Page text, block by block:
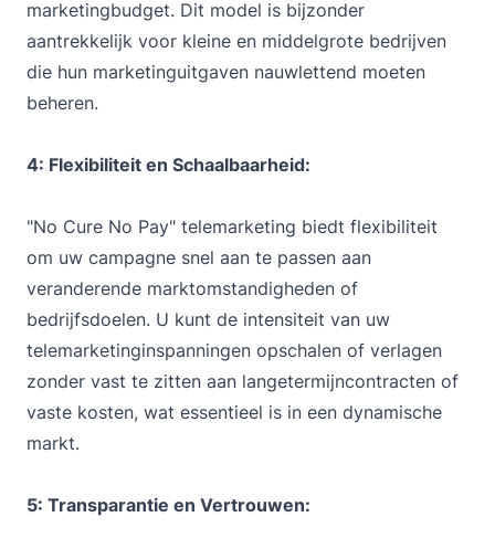
marketingbudget. Dit model is bijzonder
aantrekkelijk voor kleine en middelgrote bedrijven
die hun marketinguitgaven nauwlettend moeten
beheren.
4: Flexibiliteit en Schaalbaarheid:
"No Cure No Pay" telemarketing biedt flexibiliteit
om uw campagne snel aan te passen aan
veranderende marktomstandigheden of
bedrijfsdoelen. U kunt de intensiteit van uw
telemarketinginspanningen opschalen of verlagen
zonder vast te zitten aan langetermijncontracten of
vaste kosten, wat essentieel is in een dynamische
markt.
5: Transparantie en Vertrouwen: